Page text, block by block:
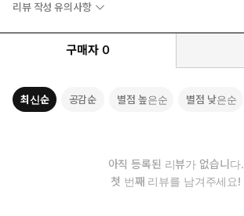
리뷰 작성 유의사항
구매자 0
최신순 공감순 별점 높은순 별점 낮은순
아직 등록된 리뷰가 없습니다.
첫 번째 리뷰를 남겨주세요!